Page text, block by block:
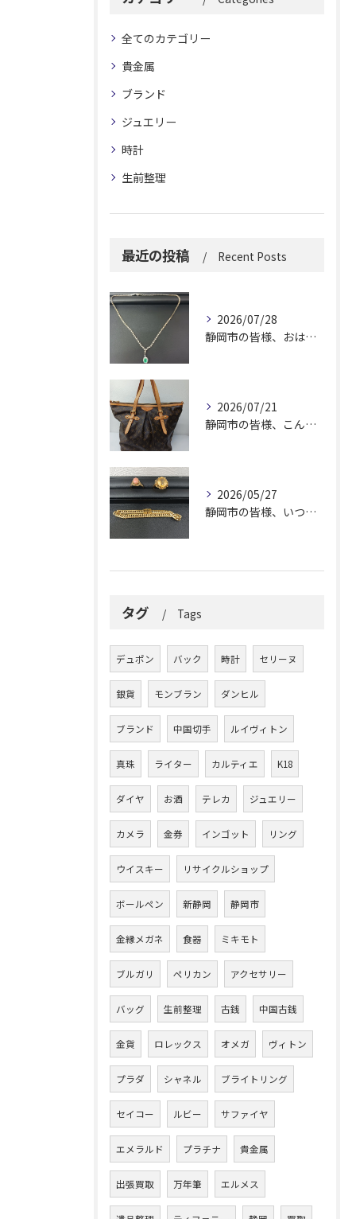
全てのカテゴリー
貴金属
ブランド
ジュエリー
時計
生前整理
最近の投稿 Recent Posts
2026/07/28
静岡市の皆様、おはようございます。
2026/07/21
静岡市の皆様、こんにちは！
2026/05/27
静岡市の皆様、いつも大変お世話になっております。
タグ Tags
デュポン バック 時計 セリーヌ
銀貨 モンブラン ダンヒル
ブランド 中国切手 ルイヴィトン
真珠 ライター カルティエ K18
ダイヤ お酒 テレカ ジュエリー
カメラ 金券 インゴット リング
ウイスキー リサイクルショップ
ボールペン 新静岡 静岡市
金縁メガネ 食器 ミキモト
ブルガリ ペリカン アクセサリー
バッグ 生前整理 古銭 中国古銭
金貨 ロレックス オメガ ヴィトン
プラダ シャネル ブライトリング
セイコー ルビー サファイヤ
エメラルド プラチナ 貴金属
出張買取 万年筆 エルメス